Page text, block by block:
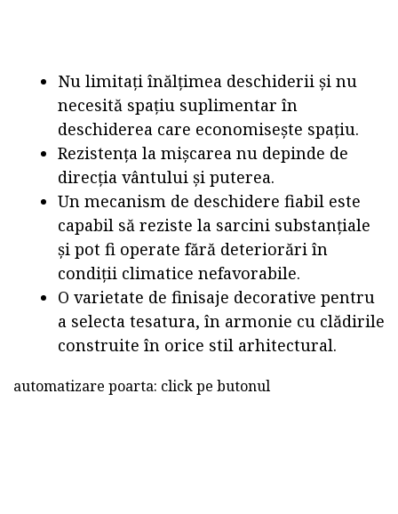
Nu limitați înălțimea deschiderii și nu
necesită spațiu suplimentar în
deschiderea care economisește spațiu.
Rezistența la mișcarea nu depinde de
direcția vântului și puterea.
Un mecanism de deschidere fiabil este
capabil să reziste la sarcini substanțiale
și pot fi operate fără deteriorări în
condiții climatice nefavorabile.
O varietate de finisaje decorative pentru
a selecta tesatura, în armonie cu clădirile
construite în orice stil arhitectural.
automatizare poarta: click pe butonul